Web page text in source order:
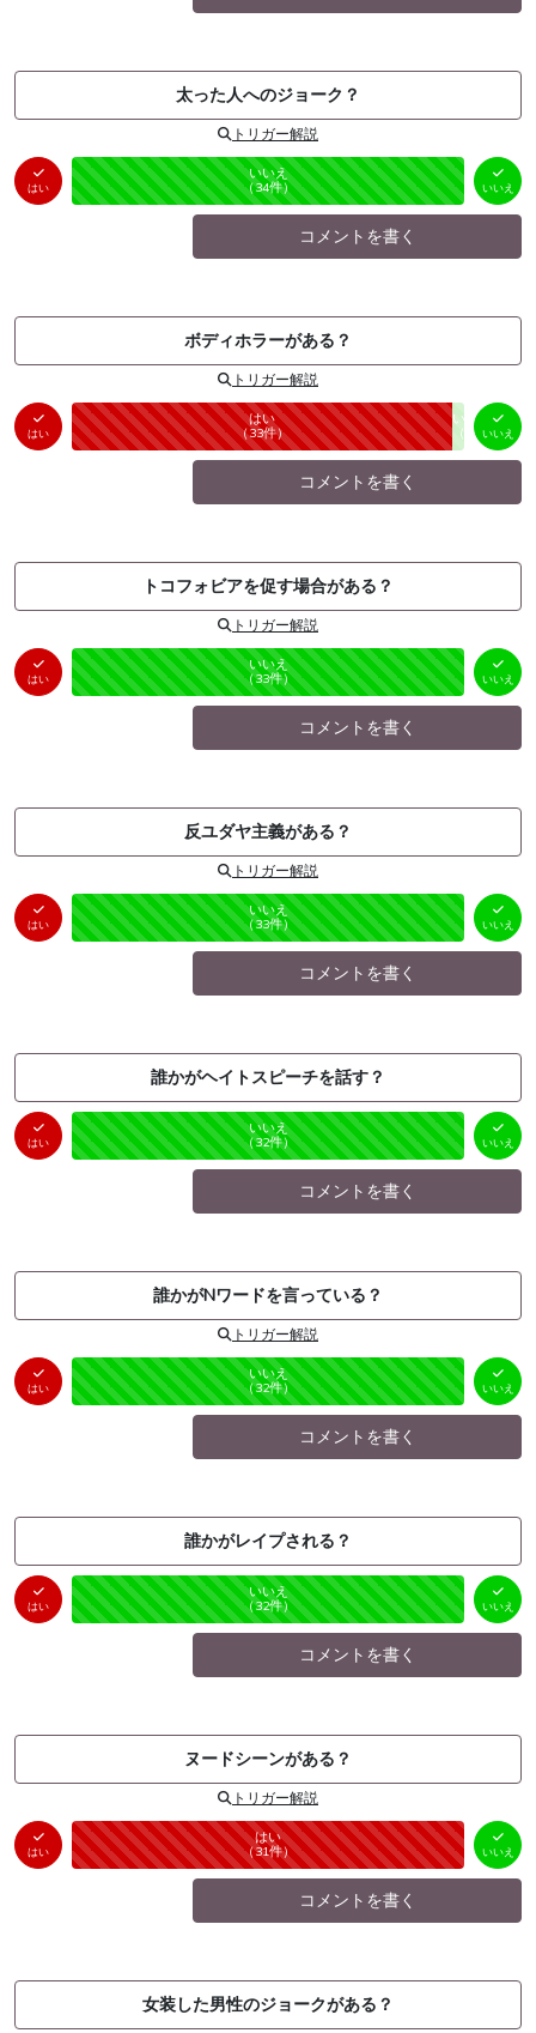
太った人へのジョーク？
トリガー解説
はい
はい
（0件）
未投票
いいえ
（34件） いいえ
コメントを書く
ボディホラーがある？
トリガー解説
はい
はい
（33件） 未投票
いいえ
（ 件）
いいえ
コメントを書く
トコフォビアを促す場合がある？
トリガー解説
はい
はい
（0件）
未投票
いいえ
（33件） いいえ
コメントを書く
反ユダヤ主義がある？
トリガー解説
はい
はい
（0件）
未投票
いいえ
（33件） いいえ
コメントを書く
誰かがヘイトスピーチを話す？
はい
はい
（0件）
未投票
いいえ
（32件） いいえ
コメントを書く
誰かがNワードを言っている？
トリガー解説
はい
はい
（0件）
未投票
いいえ
（32件） いいえ
コメントを書く
誰かがレイプされる？
はい
はい
（0件）
未投票
いいえ
（32件） いいえ
コメントを書く
ヌードシーンがある？
トリガー解説
はい
はい
（31件） 未投票
いいえ
（ 0件）
いいえ
コメントを書く
女装した男性のジョークがある？